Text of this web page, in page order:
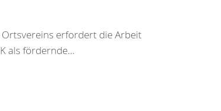
erfordert die Arbeit
als fördernde...